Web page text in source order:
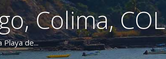
Colima, COL
Playa de...